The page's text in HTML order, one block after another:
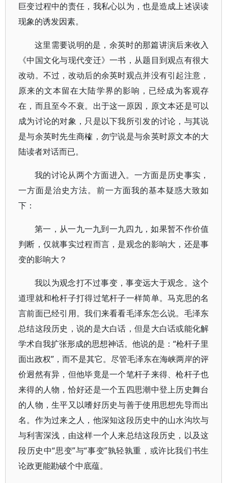
巨变过程中的责任，我私心以为，也是造成上述误读
现象的诱发因素。
这里需要说明的是，余英时的那篇讲演后来收入
《中国文化与现代变迁》一书，从题目到观点有很大
改动。不过，改动后的余英时观点并没有引起注意，
原来的文本留在大陆学界的影响，已经成为客观存
在，而且至今不衰。出于这一原因，原文本还是可以
成为讨论的对象，只是以下我所引发的讨论，与其说
是与余英时先生商榷，勿宁说是与余英时原文本的大
陆读者对话而已。
我的讨论从两个方面进入。一方面是历史事实，
一方面是治史方法。前一方面我的基本疑惑大致如
下：
第一，从一九一九到一九四九，如果暂不作价值
判断，仅就事实过程而言，是观念的影响大，还是事
变的影响大？
我以为观念打不过事变，事变远大于观念。这个
道理就和枪杆子打得过笔杆子一样简单。马克思的名
言前面已经引用。我们来看看毛泽东怎么说。毛泽东
总结这段历史，说的是大白话，但是大白话或能化解
学术自我扩张形成的思想神话。他说的是：“枪杆子里
面出政权”，而不是其它。尽管毛泽东在海峡两岸的评
价迥然有异，但他毕竟是一个笔杆子来得、枪杆子也
来得的人物，恰好还是一个五四思潮中登上历史舞台
的人物，生平又以嗜好历史与善于使用思想先导而出
名。作为过来之人，他深知这段历史中的山水沟坎与
与利害深浅，由这样一个人来总结这段历史，以及这
段历史中“思变”与“事变”孰轻孰重，或许比我们书生
论政更能勘破个中底蕴。